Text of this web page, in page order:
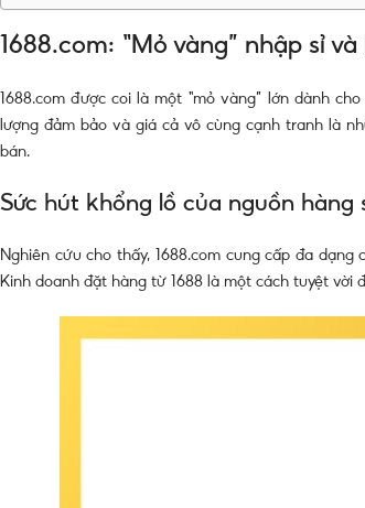
1688.com: “Mỏ vàng” nhập sỉ
1688.com được coi là một “mỏ vàng” lớn dành
lượng đảm bảo và giá cả vô cùng cạnh tranh là
bán.
Sức hút khổng lồ của nguồn hàng
Nghiên cứu cho thấy, 1688.com cung cấp đa
Kinh doanh đặt hàng từ 1688 là một cách tuyệt vời